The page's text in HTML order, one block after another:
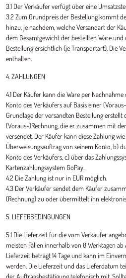
3.1 Der Verkäufer verfügt über eine
3.2 Zum Grundpreis der Bestellung kommt
hinzu, je nachdem, welche Versandart der
dem Gesamtgewicht der bestellten Ware
Bestellung ersichtlich (je Transportart). Die
enthalten.
4. ZAHLUNGEN
4.1 Der Käufer kann die Ware per
Konto des Verkäufers auf Basis einer
Grundlage der versandten Bestellung erstellt
(Voraus-)Rechnung, die er zusammen mit
versendet. Der Käufer kann diese Zahlung
Überweisungsauftrag von seinem Konto, b)
Konto des Verkäufers, c) über das
Kartenzahlungssystem GoPay.
4.2 Die Zahlung ist nur in EUR möglich.
4.3 Der Verkäufer sendet dem Käufer
(Rechnung) zu oder übermittelt ihn
5. LIEFERBEDINGUNGEN
5.1 Die Lieferzeit für die vom Verkäufer
meisten Fällen innerhalb von 8 Werktagen
Lieferzeit beträgt 14 Tage und kann im
werden. Die Lieferzeit und das Lieferdatum
der Auftragsbestätigung telefonisch mit.